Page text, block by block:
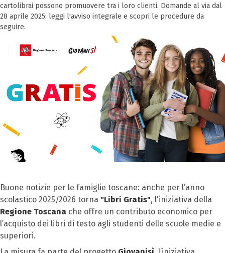
cartolibrai possono promuovere tra i loro clienti. Domande al via dal
28 aprile 2025: leggi l'avviso integrale e scopri le procedure da
seguire.
Buone notizie per le famiglie toscane: anche per l’anno
scolastico 2025/2026 torna "Libri Gratis", l'iniziativa della
Regione Toscana che offre un contributo economico per
l’acquisto dei libri di testo agli studenti delle scuole medie e
superiori.